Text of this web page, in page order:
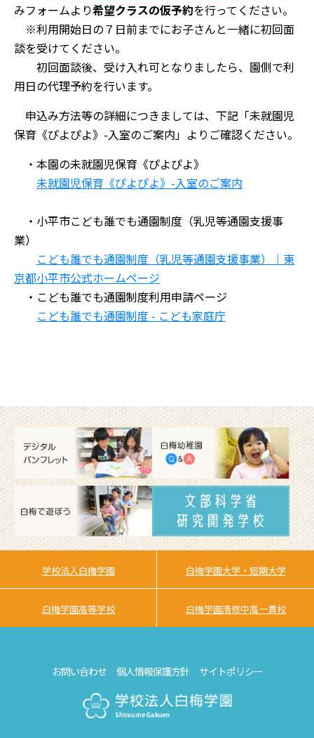
みフォームより希望クラスの仮予約を行ってください。
※利用開始日の７日前までにお子さんと一緒に初回面
談を受けてください。
初回面談後、受け入れ可となりましたら、園側で利
用日の代理予約を行います。
申込み方法等の詳細につきましては、下記「未就園児
保育《ぴよぴよ》-入室のご案内」よりご確認ください。
・本園の未就園児保育《ぴよぴよ》
未就園児保育《ぴよぴよ》-入室のご案内
・小平市こども誰でも通園制度（乳児等通園支援事
業）
こども誰でも通園制度（乳児等通園支援事業）｜ 東
京都小平市公式ホームページ
・ こども誰でも通園制度利用申請ページ
こども誰でも通園制度 - こども家庭庁
学校法人白梅学園 白梅学園大学・短期大学
白梅学園高等学校 白梅学園清修中高一貫校
お問い合わせ 個人情報保護方針 サイトポリシー